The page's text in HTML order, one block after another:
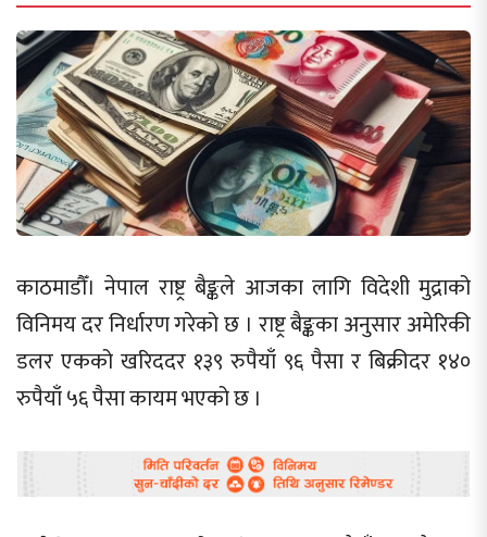
काठमाडौँ। नेपाल राष्ट्र बैङ्कले आजका लागि विदेशी मुद्राको
विनिमय दर निर्धारण गरेको छ । राष्ट्र बैङ्कका अनुसार अमेरिकी
डलर एकको खरिददर १३९ रुपैयाँ ९६ पैसा र बिक्रीदर १४०
रुपैयाँ ५६ पैसा कायम भएको छ ।